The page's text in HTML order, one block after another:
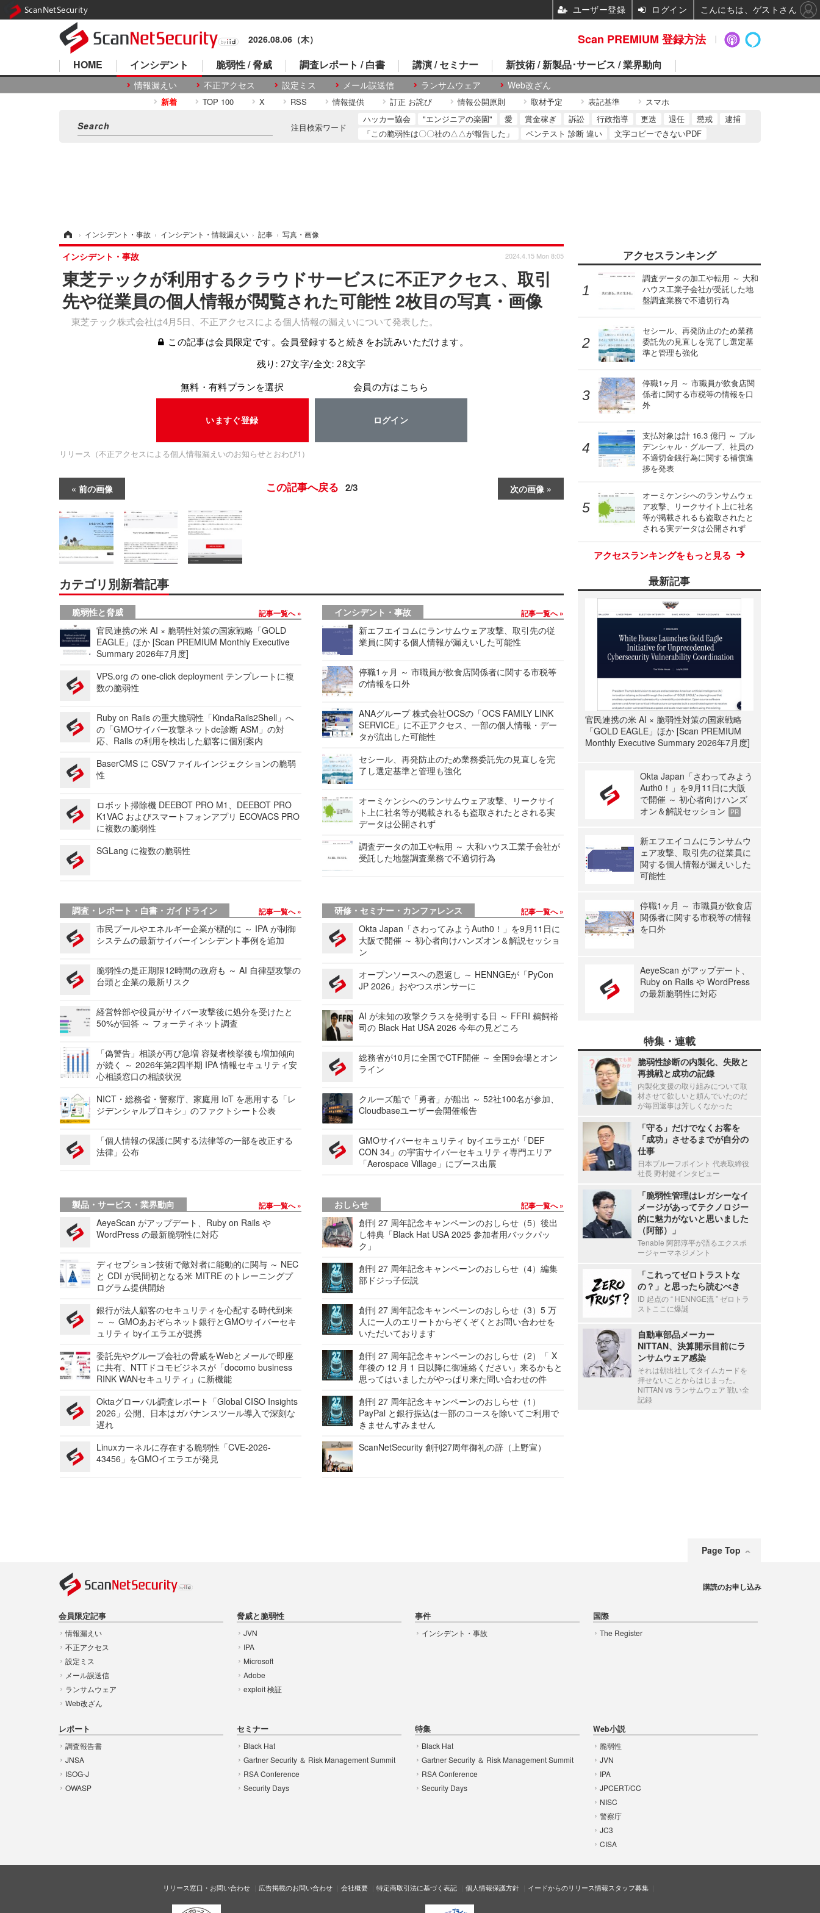
2026.08.06（木）
HOME インシデント
情報漏えい 不正アクセス 設定ミス メール誤送信 ランサムウェア Web改ざん
脆弱性 / 脅威 調査レポート / 白書 講演 / セミナー 新技術 / 新製品･サービス / 業界動向
新着 TOP 100 X RSS 情報提供 訂正 お詫び 情報公開原則 取材予定 表記基準 スマホ
注目検索ワード
ハッカー協会 "エンジニアの楽園" 愛 賞金稼ぎ 訴訟 行政指導 更迭 退任 懲戒
逮捕
「この脆弱性は〇〇社の△△が報告した」
ペンテスト 診断 違い 文字コピーできないPDF
› インシデント・事故 › インシデント・情報漏えい › 記事 › 写真・画像
東芝テックが利用するクラウドサービスに不正アクセス、取引
先や従業員の個人情報が閲覧された可能性 2枚目の写真・画像
東芝テック株式会社は4月5日、不正アクセスによる個人情報の漏えいについて発表した。
インシデント・事故 2024.4.15 Mon 8:05
この記事は会員限定です。会員登録すると続きをお読みいただけます。
残り: 27文字/全文: 28文字
無料・有料プランを選択
いますぐ登録
会員の方はこちら
ログイン
リリース（不正アクセスによる個人情報漏えいのお知らせとおわび1）
前の画像 次の画像
この記事へ戻る 2/3
カテゴリ別新着記事
脆弱性と脅威 記事一覧へ
官民連携の米 AI × 脆弱性対策の国家戦略「GOLD
EAGLE」ほか [Scan PREMIUM Monthly Executive
Summary 2026年7月度]
VPS.org の one-click deployment テンプレートに複
数の脆弱性
Ruby on Rails の重大脆弱性「KindaRails2Shell」へ
の「GMOサイバー攻撃ネットde診断 ASM」の対
応、Rails の利用を検出した顧客に個別案内
BaserCMS に CSVファイルインジェクションの脆弱
性
ロボット掃除機 DEEBOT PRO M1、DEEBOT PRO
K1VAC およびスマートフォンアプリ ECOVACS PRO
に複数の脆弱性
SGLang に複数の脆弱性
インシデント・事故 記事一覧へ
新エフエイコムにランサムウェア攻撃、取引先の従
業員に関する個人情報が漏えいした可能性
停職1ヶ月 ～ 市職員が飲食店関係者に関する市税等
の情報を口外
ANAグループ 株式会社OCSの「OCS FAMILY LINK
SERVICE」に不正アクセス、一部の個人情報・デー
タが流出した可能性
セシール、再発防止のため業務委託先の見直しを完
了し選定基準と管理も強化
オーミケンシへのランサムウェア攻撃、リークサイ
ト上に社名等が掲載されるも盗取されたとされる実
データは公開されず
調査データの加工や転用 ～ 大和ハウス工業子会社が
受託した地盤調査業務で不適切行為
調査・レポート・白書・ガイドライン 記事一覧へ
市民プールやエネルギー企業が標的に ～ IPA が制御
システムの最新サイバーインシデント事例を追加
脆弱性の是正期限12時間の政府も ～ AI 自律型攻撃の
台頭と企業の最新リスク
経営幹部や役員がサイバー攻撃後に処分を受けたと
50%が回答 ～ フォーティネット調査
「偽警告」相談が再び急増 容疑者検挙後も増加傾向
が続く ～ 2026年第2四半期 IPA 情報セキュリティ安
心相談窓口の相談状況
NICT・総務省・警察庁、家庭用 IoT を悪用する「レ
ジデンシャルプロキシ」のファクトシート公表
「個人情報の保護に関する法律等の一部を改正する
法律」公布
研修・セミナー・カンファレンス 記事一覧へ
Okta Japan「さわってみようAuth0！」を9月11日に
大阪で開催 ～ 初心者向けハンズオン＆解説セッショ
ン
オープンソースへの恩返し ～ HENNGEが「PyCon
JP 2026」おやつスポンサーに
AI が未知の攻撃クラスを発明する日 ～ FFRI 鵜飼裕
司の Black Hat USA 2026 今年の見どころ
総務省が10月に全国でCTF開催 ～ 全国9会場とオン
ライン
クルーズ船で「勇者」が船出 ～ 52社100名が参加、
Cloudbaseユーザー会開催報告
GMOサイバーセキュリティ byイエラエが「DEF
CON 34」の宇宙サイバーセキュリティ専門エリア
「Aerospace Village」にブース出展
製品・サービス・業界動向 記事一覧へ
AeyeScan がアップデート、Ruby on Rails や
WordPress の最新脆弱性に対応
ディセプション技術で敵対者に能動的に関与 ～ NEC
と CDI が民間初となる米 MITRE のトレーニングプ
ログラム提供開始
銀行が法人顧客のセキュリティを心配する時代到来
～ ～ GMOあおぞらネット銀行とGMOサイバーセキ
ュリティ byイエラエが提携
委託先やグループ会社の脅威をWebとメールで即座
に共有、NTTドコモビジネスが「docomo business
RINK WANセキュリティ」に新機能
Oktaグローバル調査レポート「Global CISO Insights
2026」公開、日本はガバナンスツール導入で深刻な
遅れ
Linuxカーネルに存在する脆弱性「CVE-2026-
43456」をGMOイエラエが発見
おしらせ 記事一覧へ
創刊 27 周年記念キャンペーンのおしらせ（5）後出
し特典「Black Hat USA 2025 参加者用バックパッ
ク」
創刊 27 周年記念キャンペーンのおしらせ（4）編集
部ドジっ子伝説
創刊 27 周年記念キャンペーンのおしらせ（3）5 万
人に一人のエリートからぞくぞくとお問い合わせを
いただいております
創刊 27 周年記念キャンペーンのおしらせ（2）「 X
年後の 12 月 1 日以降に御連絡ください」来るかもと
思ってはいましたがやっぱり来た問い合わせの件
創刊 27 周年記念キャンペーンのおしらせ（1）
PayPal と銀行振込は一部のコースを除いてご利用で
きませんすみません
ScanNetSecurity 創刊27周年御礼の辞（上野宣）
アクセスランキング
調査データの加工や転用 ～ 大和
ハウス工業子会社が受託した地
盤調査業務で不適切行為
セシール、再発防止のため業務
委託先の見直しを完了し選定基
準と管理も強化
停職1ヶ月 ～ 市職員が飲食店関
係者に関する市税等の情報を口
外
支払対象は計 16.3 億円 ～ プル
デンシャル・グループ、社員の
不適切金銭行為に関する補償進
捗を発表
オーミケンシへのランサムウェ
ア攻撃、リークサイト上に社名
等が掲載されるも盗取されたと
される実データは公開されず
アクセスランキングをもっと見る
最新記事
官民連携の米 AI × 脆弱性対策の国家戦略
「GOLD EAGLE」ほか [Scan PREMIUM
Monthly Executive Summary 2026年7月度]
Okta Japan「さわってみよう
Auth0！」を9月11日に大阪
で開催 ～ 初心者向けハンズ
オン＆解説セッション
PR
新エフエイコムにランサムウ
ェア攻撃、取引先の従業員に
関する個人情報が漏えいした
可能性
停職1ヶ月 ～ 市職員が飲食店
関係者に関する市税等の情報
を口外
AeyeScan がアップデート、
Ruby on Rails や WordPress
の最新脆弱性に対応
特集・連載
脆弱性診断の内製化、失敗と
再挑戦と成功の記録
内製化支援の取り組みについて取
材させて欲しいと頼んでいたのだ
が毎回返事は芳しくなかった
「守る」だけでなくお客を
「成功」させるまでが自分の
仕事
日本プルーフポイント 代表取締役
社長 野村健インタビュー
「脆弱性管理はレガシーなイ
メージがあってテクノロジー
的に魅力がないと思いました
（阿部）」
Tenable 阿部淳平が語るエクスポ
ージャーマネジメント
「これってゼロトラストな
の？」と思ったら読むべき
ID 起点の “ HENNGE流 ” ゼロトラ
ストここに爆誕
自動車部品メーカー
NITTAN、決算開示目前にラ
ンサムウェア感染
それは朝出社してタイムカードを
押せないことからはじまった。
NITTAN vs ランサムウェア 戦い全
記録
Page Top
会員限定記事
情報漏えい
不正アクセス
設定ミス
メール誤送信
ランサムウェア
Web改ざん
脅威と脆弱性
JVN
IPA
Microsoft
Adobe
exploit 検証
事件
インシデント・事故
国際
The Register
レポート
調査報告書
JNSA
ISOG-J
OWASP
セミナー
Black Hat
Gartner Security ＆ Risk Management Summit
RSA Conference
Security Days
特集
Black Hat
Gartner Security ＆ Risk Management Summit
RSA Conference
Security Days
Web小説
脆弱性
JVN
IPA
JPCERT/CC
NISC
警察庁
JC3
CISA
購読のお申し込み
リリース窓口・お問い合わせ 広告掲載のお問い合わせ 会社概要 特定商取引法に基づく表記 個人情報保護方針 イードからのリリース情報スタッフ募集
Scan PREMIUM 登録方法
ScanNetSecurity ユーザー登録 ログイン こんにちは、ゲストさん